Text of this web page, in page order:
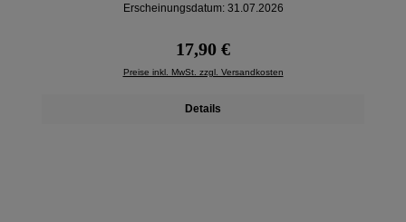
Erscheinungsdatum: 31.07.2026
Regulärer Preis:
17,90 €
Preise inkl. MwSt. zzgl. Versandkosten
Details